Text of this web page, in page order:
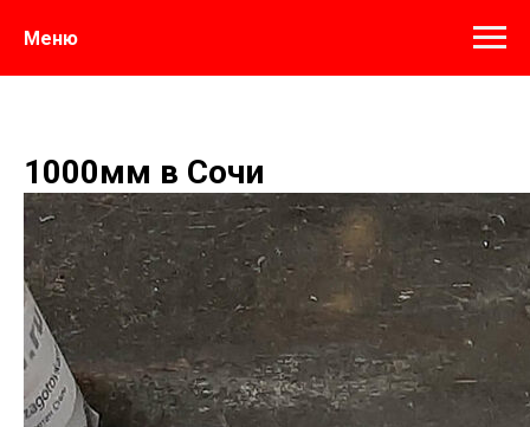
Меню
1000мм в Сочи